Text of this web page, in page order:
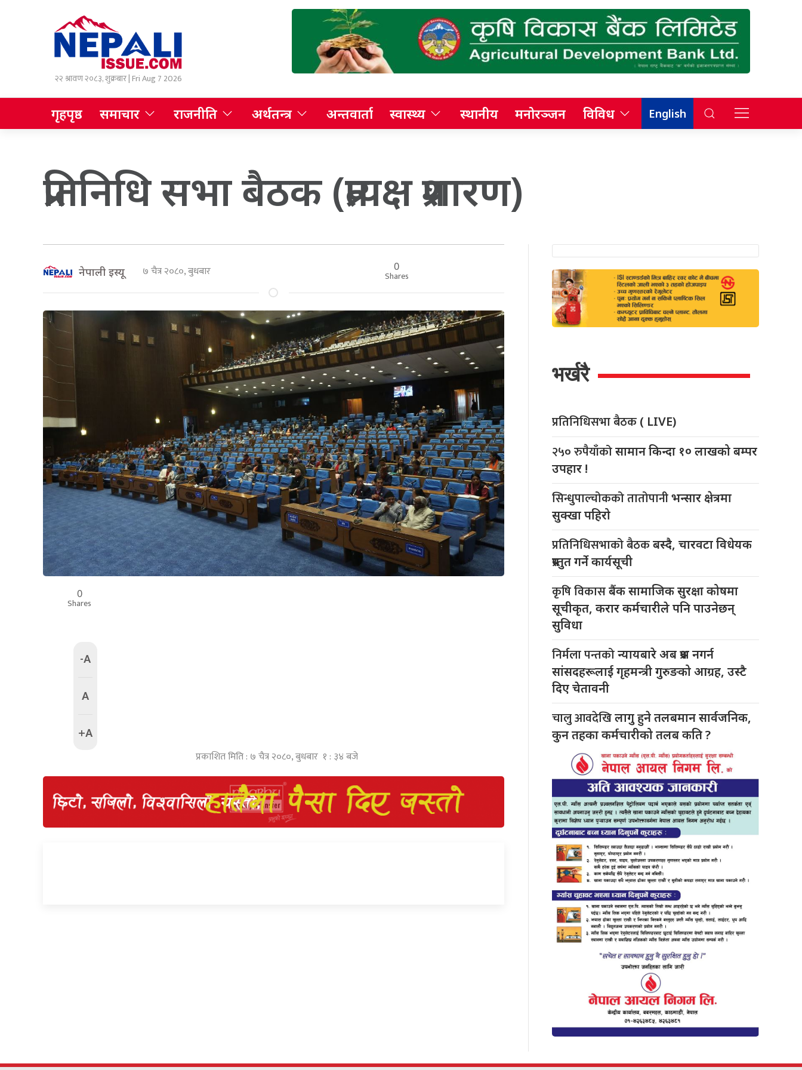
२२ श्रावण २०८३, शुक्रबार | Fri Aug 7 2026
गृहपृष्ठ समाचार राजनीति अर्थतन्त्र अन्तवार्ता स्वास्थ्य स्थानीय मनोरञ्जन विविध English
प्रतिनिधि सभा बैठक (प्रत्यक्ष प्रशारण)
नेपाली इस्यू ७ चैत्र २०८०, बुधबार 0
Shares
0
Shares
-A
A
+A
प्रकाशित मिति : ७ चैत्र २०८०, बुधबार १ : ३४ बजे
भर्खरै
प्रतिनिधिसभा बैठक ( LIVE)
२५० रुपैयाँकोसामान किन्दा १० लाखको बम्पर
उपहार !
सिन्धुपाल्चोकको तातोपानीभन्सार क्षेत्रमा
सुक्खा पहिरो
प्रतिनिधिसभाको बैठकबस्दै, चारवटा विधेयक
प्रस्तुत गर्ने कार्यसूची
कृषि विकासबैंक सामाजिक सुरक्षा कोषमा
सूचीकृत, करार कर्मचारीले पनि पाउनेछन्
सुविधा
निर्मला पन्तकोन्यायबारे अब प्रश्न नगर्न
सांसदहरूलाई गृहमन्त्री गुरुङको आग्रह, उस्टै
दिए चेतावनी
चालु आवदेखिलागु हुने तलबमान सार्वजनिक,
कुन तहका कर्मचारीको तलब कति ?